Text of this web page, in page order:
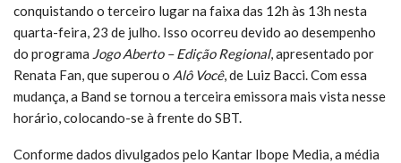
conquistando o terceiro lugar na faixa das 12h às 13h nesta
quarta-feira, 23 de julho. Isso ocorreu devido ao desempenho
do programa Jogo Aberto – Edição Regional, apresentado por
Renata Fan, que superou o Alô Você, de Luiz Bacci. Com essa
mudança, a Band se tornou a terceira emissora mais vista nesse
horário, colocando-se à frente do SBT.
Conforme dados divulgados pelo Kantar Ibope Media, a média